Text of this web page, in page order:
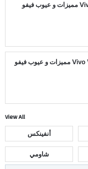
سعر و مواصفات Vivo X300 Pro مميزات و عيوب فيفو
سعر و مواصفات Vivo V60 Lite 4G مميزات و عيوب فيفو
View All
أنفينكس
شاومي